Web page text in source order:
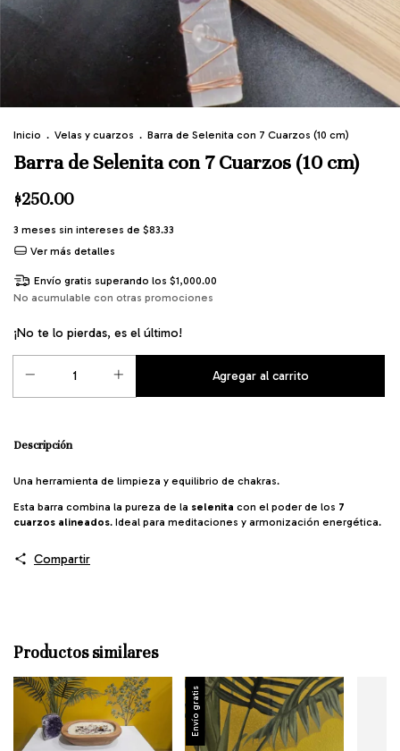
Inicio . Velas y cuarzos . Barra de Selenita con 7 Cuarzos (10 cm)
Barra de Selenita con 7 Cuarzos (10 cm)
$250.00
3 meses sin intereses de $83.33
Ver más detalles
Envío gratis superando los $1,000.00
No acumulable con otras promociones
¡No te lo pierdas, es el último!
Descripción
Una herramienta de limpieza y equilibrio de chakras.
Esta barra combina la pureza de la selenita con el poder de los 7
cuarzos alineados. Ideal para meditaciones y armonización energética.
Compartir
Productos similares
Envío gratis